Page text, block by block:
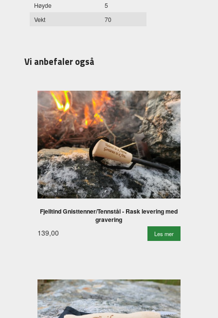
Høyde
5
Vekt
70
Vi anbefaler også
Fjelltind Gnisttenner/Tennstål - Rask levering med
gravering
139,00 Les mer